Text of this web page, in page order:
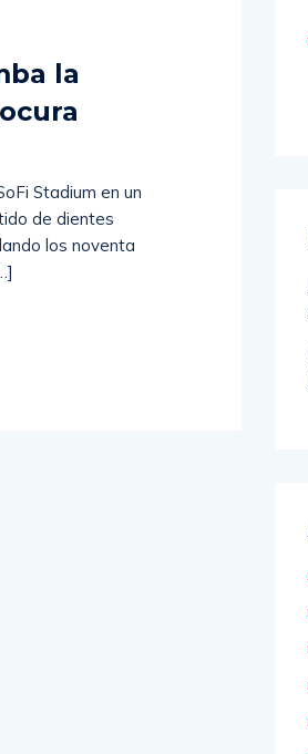
la
Stadium en un
de dientes
los noventa